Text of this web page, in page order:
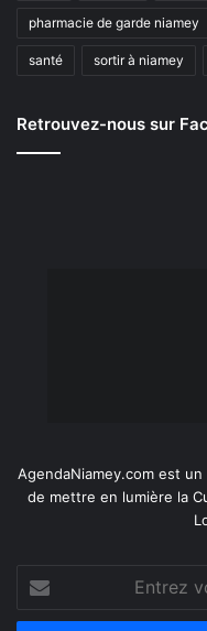
pharmacie de garde niamey
santé sortir à niamey
Retrouvez-nous sur
AgendaNiamey.com est
de mettre en lumière la
Entrez
votre
adresse